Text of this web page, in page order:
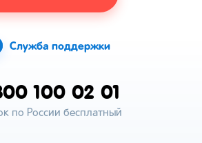
Служба поддержки
100 02 01
по России бесплатный